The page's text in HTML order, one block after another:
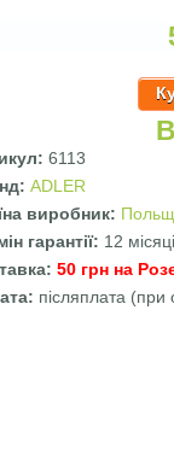
6113
ADLER
виробник:
гарантії: 12
50 грн на
післяплата (при